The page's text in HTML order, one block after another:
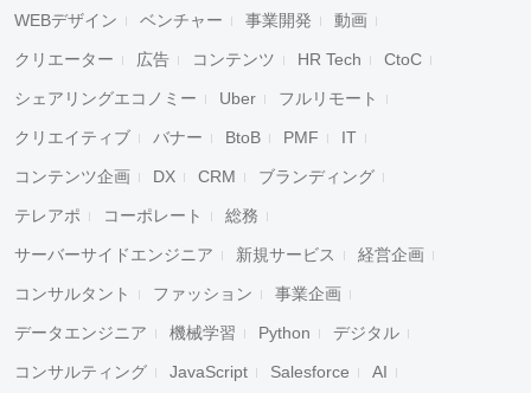
WEBデザイン ベンチャー 事業開発 動画
クリエーター 広告 コンテンツ HR Tech CtoC
シェアリングエコノミー Uber フルリモート
クリエイティブ バナー BtoB PMF IT
コンテンツ企画 DX CRM ブランディング
テレアポ コーポレート 総務
サーバーサイドエンジニア 新規サービス 経営企画
コンサルタント ファッション 事業企画
データエンジニア 機械学習 Python デジタル
コンサルティング JavaScript Salesforce AI